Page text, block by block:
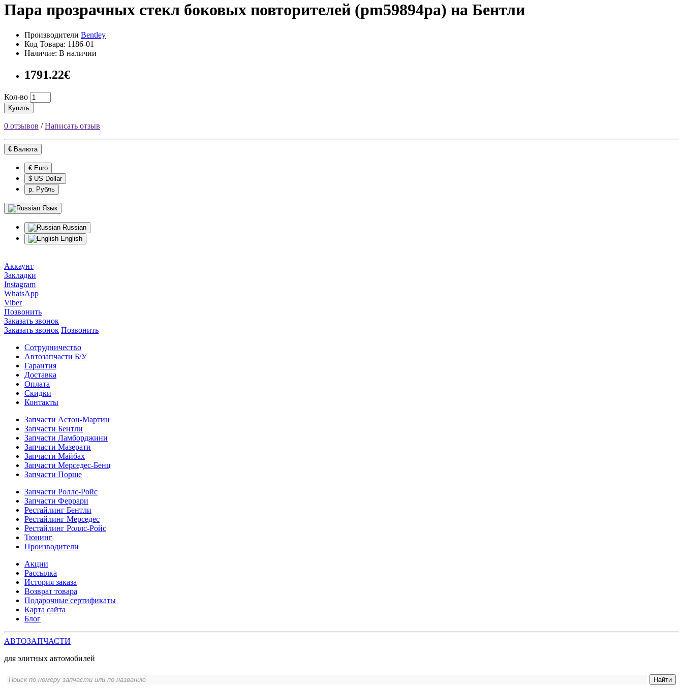
Пара прозрачных стекл боковых повторителей (pm59894pa) на Бентли
Производители Bentley
Код Товара: 1186-01
Наличие: В наличии
1791.22€
Кол-во
Купить
0 отзывов /Написать отзыв
€ Валюта
€ Euro
$ US Dollar
р. Рубль
Язык
Russian
English
Аккаунт
Закладки
Instagram
WhatsApp
Viber
Позвонить
Заказать звонок
Заказать звонок Позвонить
Сотрудничество
Автозапчасти Б/У
Гарантия
Доставка
Оплата
Скидки
Контакты
Запчасти Астон-Мартин
Запчасти Бентли
Запчасти Ламборджини
Запчасти Мазерати
Запчасти Майбах
Запчасти Мерседес-Бенц
Запчасти Порше
Запчасти Роллс-Ройс
Запчасти Феррари
Рестайлинг Бентли
Рестайлинг Мерседес
Рестайлинг Роллс-Ройс
Тюнинг
Производители
Акции
Рассылка
История заказа
Возврат товара
Подарочные сертификаты
Карта сайта
Блог
АВТОЗАПЧАСТИ
для элитных автомобилей